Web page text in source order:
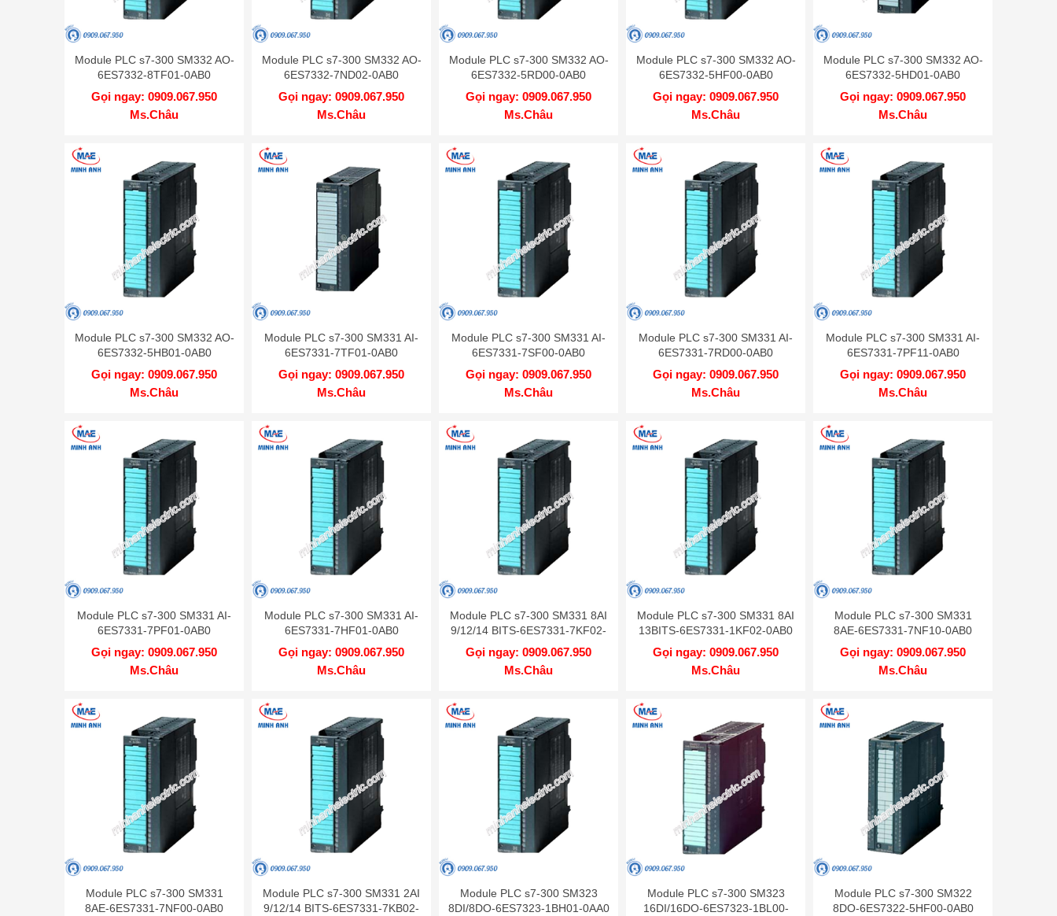
Module PLC s7-300 SM332 AO-
6ES7332-8TF01-0AB0
Gọi ngay: 0909.067.950
Ms.Châu
Module PLC s7-300 SM332 AO-
6ES7332-7ND02-0AB0
Gọi ngay: 0909.067.950
Ms.Châu
Module PLC s7-300 SM332 AO-
6ES7332-5RD00-0AB0
Gọi ngay: 0909.067.950
Ms.Châu
Module PLC s7-300 SM332 AO-
6ES7332-5HF00-0AB0
Gọi ngay: 0909.067.950
Ms.Châu
Module PLC s7-300 SM332 AO-
6ES7332-5HD01-0AB0
Gọi ngay: 0909.067.950
Ms.Châu
Module PLC s7-300 SM332 AO-
6ES7332-5HB01-0AB0
Gọi ngay: 0909.067.950
Ms.Châu
Module PLC s7-300 SM331 AI-
6ES7331-7TF01-0AB0
Gọi ngay: 0909.067.950
Ms.Châu
Module PLC s7-300 SM331 AI-
6ES7331-7SF00-0AB0
Gọi ngay: 0909.067.950
Ms.Châu
Module PLC s7-300 SM331 AI-
6ES7331-7RD00-0AB0
Gọi ngay: 0909.067.950
Ms.Châu
Module PLC s7-300 SM331 AI-
6ES7331-7PF11-0AB0
Gọi ngay: 0909.067.950
Ms.Châu
Module PLC s7-300 SM331 AI-
6ES7331-7PF01-0AB0
Gọi ngay: 0909.067.950
Ms.Châu
Module PLC s7-300 SM331 AI-
6ES7331-7HF01-0AB0
Gọi ngay: 0909.067.950
Ms.Châu
Module PLC s7-300 SM331 8AI
9/12/14 BITS-6ES7331-7KF02-
0AB0
Gọi ngay: 0909.067.950
Ms.Châu
Module PLC s7-300 SM331 8AI
13BITS-6ES7331-1KF02-0AB0
Gọi ngay: 0909.067.950
Ms.Châu
Module PLC s7-300 SM331
8AE-6ES7331-7NF10-0AB0
Gọi ngay: 0909.067.950
Ms.Châu
Module PLC s7-300 SM331
8AE-6ES7331-7NF00-0AB0
Module PLC s7-300 SM331 2AI
9/12/14 BITS-6ES7331-7KB02-
Module PLC s7-300 SM323
8DI/8DO-6ES7323-1BH01-0AA0
Module PLC s7-300 SM323
16DI/16DO-6ES7323-1BL00-
Module PLC s7-300 SM322
8DO-6ES7322-5HF00-0AB0